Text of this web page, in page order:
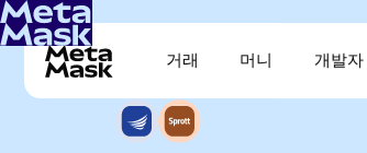
거래 머니 개발자